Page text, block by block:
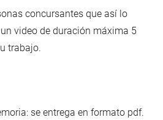
concursantes que así lo
video de duración máxima 5
trabajo.
se entrega en formato pdf.